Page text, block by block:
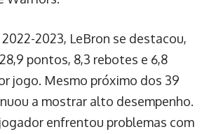
2023, LeBron se destacou,
pontos, 8,3 rebotes e 6,8
jogo. Mesmo próximo dos 39
a mostrar alto desempenho.
enfrentou problemas com